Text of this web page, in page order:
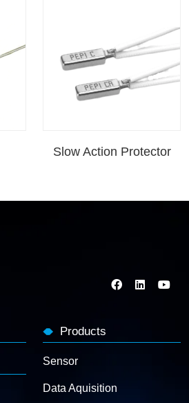
Slow Action Protector
Products
Sensor
Data Aquisition